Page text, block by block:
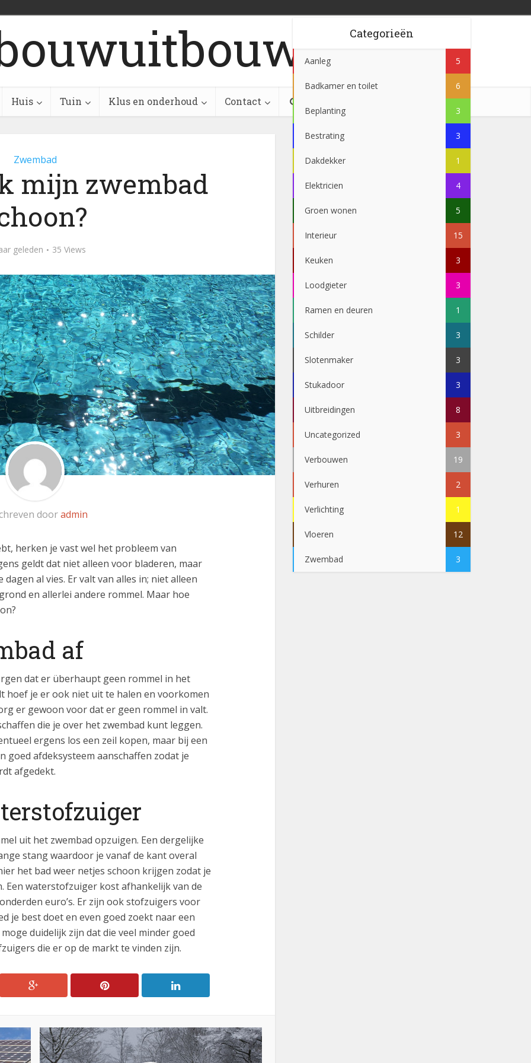
Huis Tuin Klus en onderhoud Contact
Zwembad
mijn zwembad
geleden 35 Views
dooradmin
herken je vast wel het probleem van
geldt dat niet alleen voor bladeren, maar
al vies. Er valt van alles in; niet alleen
en allerlei andere rommel. Maar hoe
af
dat er überhaupt geen rommel in het
hoef je er ook niet uit te halen en voorkomen
er gewoon voor dat er geen rommel in valt.
die je over het zwembad kunt leggen.
ergens los een zeil kopen, maar bij een
goed afdeksysteem aanschaffen zodat je
afgedekt.
uit het zwembad opzuigen. Een dergelijke
stang waardoor je vanaf de kant overal
het bad weer netjes schoon krijgen zodat je
Een waterstofzuiger kost afhankelijk van de
euro’s. Er zijn ook stofzuigers voor
je best doet en even goed zoekt naar een
duidelijk zijn dat die veel minder goed
die er op de markt te vinden zijn.
Categorieën
Aanleg 5
Badkamer en toilet 6
Beplanting 3
Bestrating 3
Dakdekker 1
Elektricien 4
Groen wonen 5
Interieur 15
Keuken 3
Loodgieter 3
Ramen en deuren 1
Schilder 3
Slotenmaker 3
Stukadoor 3
Uitbreidingen 8
Uncategorized 3
Verbouwen 19
Verhuren 2
Verlichting 1
Vloeren 12
Zwembad 3